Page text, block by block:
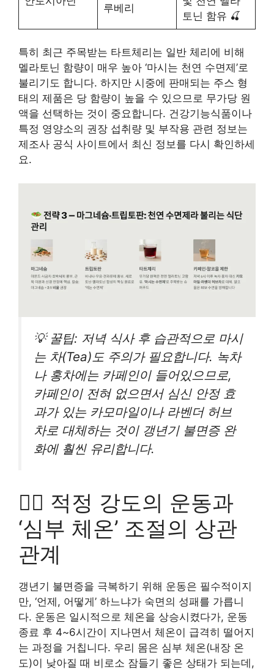
루베리
토닌 함유 🍒
특히 최근 주목받는 타트체리는 일반 체리에 비해
멜라토닌 함량이 매우 높아 ‘마시는 천연 수면제’로
불리기도 합니다. 하지만 시중에 판매되는 주스 형
태의 제품은 당 함량이 높을 수 있으므로 무가당 원
액을 선택하는 것이 중요합니다. 건강기능식품이나
특정 영양소의 권장 섭취량 및 부작용 관련 정보는
제조사 공식 사이트에서 최신 정보를 다시 확인하세
요.
💡 꿀팁: 저녁 식사 후 습관적으로 마시
는 차(Tea)도 주의가 필요합니다. 녹차
나 홍차에는 카페인이 들어있으므로,
카페인이 전혀 없으면서 심신 안정 효
과가 있는 카모마일이나 라벤더 허브
차로 대체하는 것이 갱년기 불면증 완
화에 훨씬 유리합니다.
🏃‍♀️ 적정 강도의 운동과
‘심부 체온’ 조절의 상관
관계
갱년기 불면증을 극복하기 위해 운동은 필수적이지
만, ‘언제, 어떻게’ 하느냐가 숙면의 성패를 가릅니
다. 운동은 일시적으로 체온을 상승시켰다가, 운동
종료 후 4~6시간이 지나면서 체온이 급격히 떨어지
는 과정을 거칩니다. 우리 몸은 심부 체온(내장 온
도)이 낮아질 때 비로소 잠들기 좋은 상태가 되는데,